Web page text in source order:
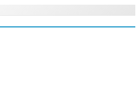
що вам потрібно